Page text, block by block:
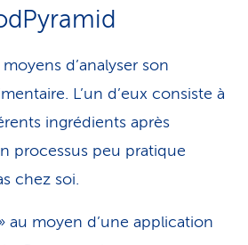
d’analyser son
L’un d’eux consiste à
ingrédients après
processus peu pratique
chez soi.
au moyen d’une application